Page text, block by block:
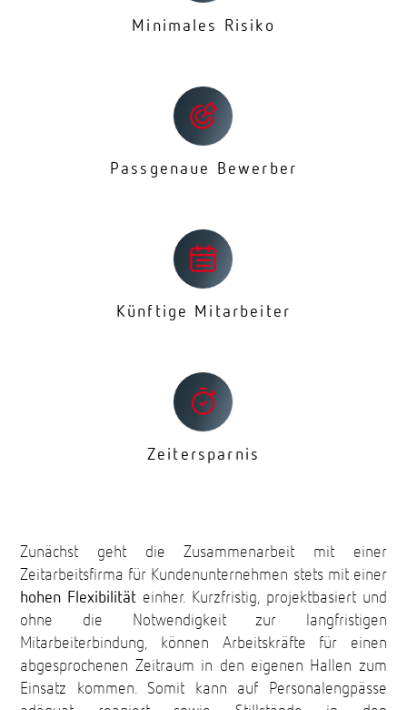
Minimales Risiko
Passgenaue Bewerber
Künftige Mitarbeiter
Zeitersparnis
Zunächst geht die Zusammenarbeit mit einer
Zeitarbeitsfirma für Kundenunternehmen stets mit einer
hohen Flexibilität einher. Kurzfristig, projektbasiert und
ohne die Notwendigkeit zur langfristigen
Mitarbeiterbindung, können Arbeitskräfte für einen
abgesprochenen Zeitraum in den eigenen Hallen zum
Einsatz kommen. Somit kann auf Personalengpässe